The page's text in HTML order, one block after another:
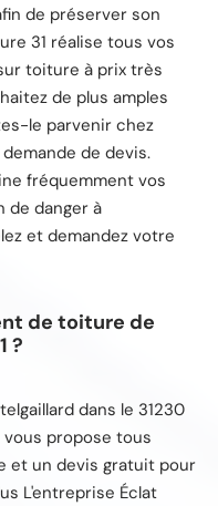
de préserver son
31 réalise tous vos
toiture à prix très
de plus amples
le parvenir chez
de devis.
fréquemment vos
de danger à
et demandez votre
de toiture de
?
dans le 31230
propose tous
et un devis gratuit pour
L'entreprise Éclat